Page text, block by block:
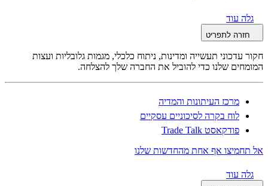
גלה עוד
חזרה לתפריט
חקור עדכוני תעשייה ומדינות, ניתוח כלכלי, מגמות גלובליות ועצות
המומחים שלנו כדי להוביל את החברה שלך להצלחה.
מרכז העיתונות והמדיה
לוח בקרה לסיכוניים עסקיים
פודקאסט Trade Talk
אל תחמיצו אף אחת מהחדשות שלנו
גלה עוד